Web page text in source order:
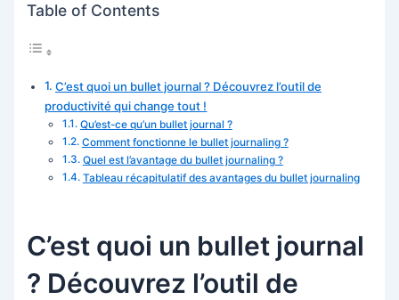
Table of Contents
C’est quoi un bullet journal ? Découvrez l’outil de
productivité qui change tout !
Qu’est-ce qu’un bullet journal ?
Comment fonctionne le bullet journaling ?
Quel est l’avantage du bullet journaling ?
Tableau récapitulatif des avantages du bullet journaling
C’est quoi un bullet journal
? Découvrez l’outil de